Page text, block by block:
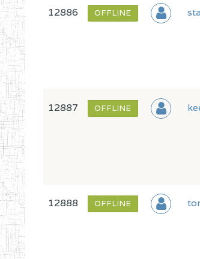
12886 OFFLINE
12887 OFFLINE
12888 OFFLINE